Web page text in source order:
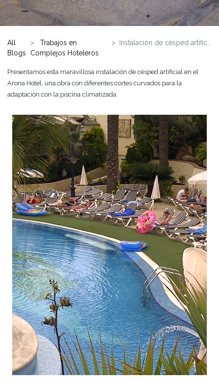
All
Blogs
Trabajos en
Complejos Hoteleros
Instalación de césped artificial en Arona Hotel
Presentamos esta maravillosa instalación de césped artificial en el
Arona Hotel, una obra con diferentes cortes curvados para la
adaptación con la piscina climatizada.